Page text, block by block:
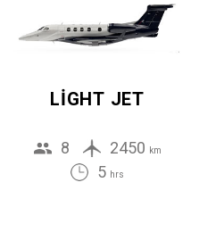
LIGHT JET
8 2450 km
5 hrs